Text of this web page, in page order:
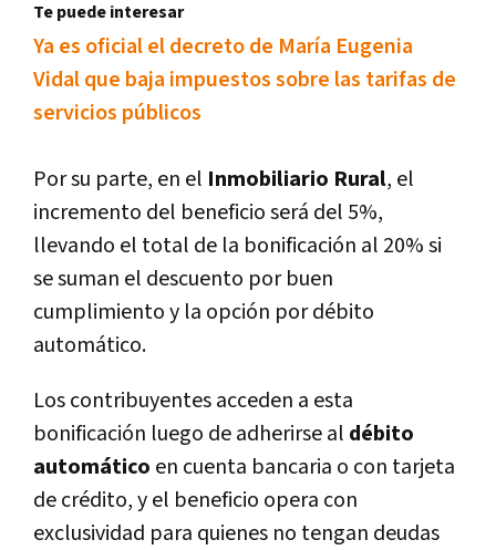
Te puede interesar
Ya es oficial el decreto de Marí­a Eugenia
Vidal que baja impuestos sobre las tarifas de
servicios públicos
Por su parte, en el Inmobiliario Rural, el
incremento del beneficio será del 5%,
llevando el total de la bonificación al 20% si
se suman el descuento por buen
cumplimiento y la opción por débito
automático.
Los contribuyentes acceden a esta
bonificación luego de adherirse al débito
automático en cuenta bancaria o con tarjeta
de crédito, y el beneficio opera con
exclusividad para quienes no tengan deudas